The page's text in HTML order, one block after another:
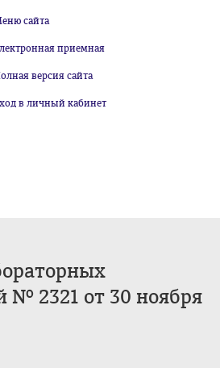
сайта
приемная
версия сайта
в личный кабинет
№ 2321 от 30 ноября